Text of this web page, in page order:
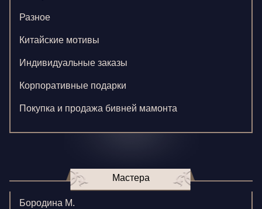
Разное
Китайские мотивы
Индивидуальные заказы
Корпоративные подарки
Покупка и продажа бивней мамонта
Мастера
Бородина М.